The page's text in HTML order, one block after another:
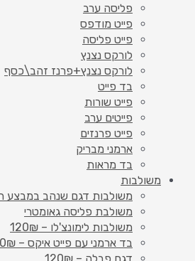
פליסה ערב
פייט מודפס
פייט פליסה
לורקס נצנץ
לורקס נצנץ+פרנז זהב\כסף
בד פייט
פייט שורות
פייטים ערב
פייט פרנזים
ארמני מבריק
בד מראות
משולבות
משולבות דגם שנהב במבצע השקה!
משולבת פליסה גאומטרי
משולבות לימונצ'לו – 120₪
בד ארמני עם פייט איקס – 120₪